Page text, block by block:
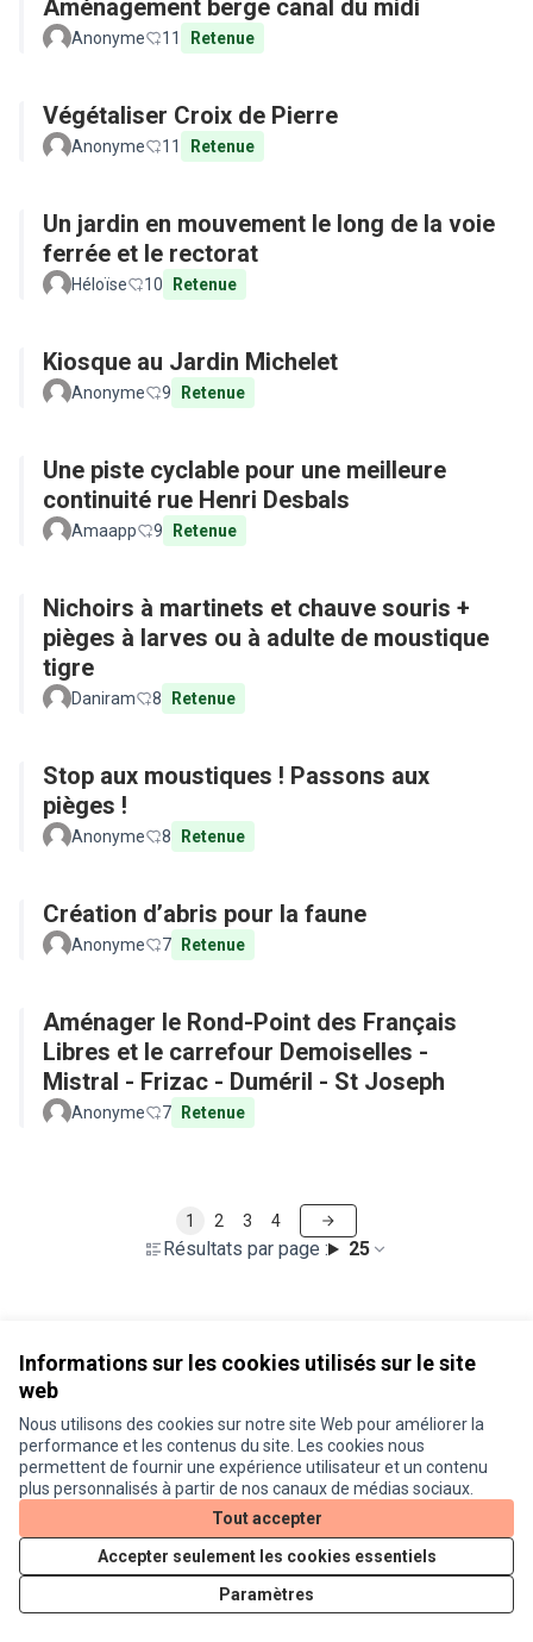
Informations sur les cookies utilisés sur le site
web
Nous utilisons des cookies sur notre site Web pour améliorer la
performance et les contenus du site. Les cookies nous
permettent de fournir une expérience utilisateur et un contenu
plus personnalisés à partir de nos canaux de médias sociaux.
Tout accepter
Accepter seulement les cookies essentiels
Paramètres
Aménagement berge canal du midi
Anonyme 11 Retenue
Végétaliser Croix de Pierre
Anonyme 11 Retenue
Un jardin en mouvement le long de la voie
ferrée et le rectorat
Héloïse 10 Retenue
Kiosque au Jardin Michelet
Anonyme 9 Retenue
Une piste cyclable pour une meilleure
continuité rue Henri Desbals
Amaapp 9 Retenue
Nichoirs à martinets et chauve souris +
pièges à larves ou à adulte de moustique
tigre
Daniram 8 Retenue
Stop aux moustiques ! Passons aux
pièges !
Anonyme 8 Retenue
Création d’abris pour la faune
Anonyme 7 Retenue
Aménager le Rond-Point des Français
Libres et le carrefour Demoiselles -
Mistral - Frizac - Duméril - St Joseph
Anonyme 7 Retenue
Résultats par page : 25
1 2 3 4
Conditions d'utilisation
Paramètres des cookies
Je participe ! sur X
(Lien externe)
Je participe ! sur Facebook
Je participe ! sur Instagram
Site réalisé grâce aulogiciel libre Decidim .
Licence
(Lien